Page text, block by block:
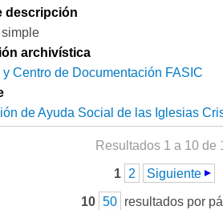
descripción
archivística
Centro de Documentación FASIC
de Ayuda Social de las Iglesias
Resultados 1 a 10 de
1 2
Siguiente
10 50 resultados por